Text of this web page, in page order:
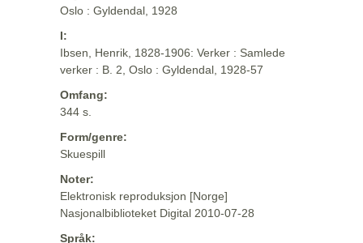
Oslo : Gyldendal, 1928
I:
Ibsen, Henrik, 1828-1906: Verker : Samlede
verker : B. 2, Oslo : Gyldendal, 1928-57
Omfang:
344 s.
Form/genre:
Skuespill
Noter:
Elektronisk reproduksjon [Norge]
Nasjonalbiblioteket Digital 2010-07-28
Språk: